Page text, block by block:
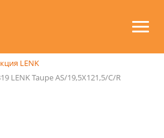
LENK
LENK Taupe AS/19,5X121,5/C/R